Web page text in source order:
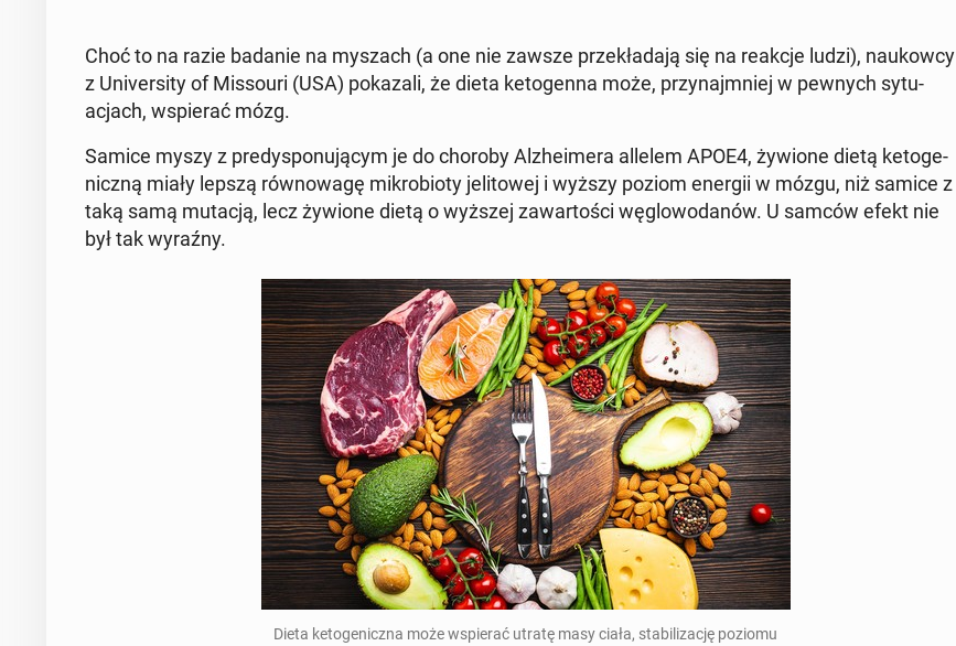
Choć to na razie badanie na myszach (a one nie zawsze prze­kła­da­ją się na reakcje ludzi), na­ukow­cy
z Uni­ver­si­ty of Mis­so­uri (USA) po­ka­za­li, że dieta ke­to­gen­na może, przy­naj­mniej w pewnych sy­tu­
acjach, wspie­rać mózg.
Samice myszy z pre­dys­po­nu­ją­cym je do choroby Al­zhe­ime­ra allelem APOE4, żywione dietą ke­to­ge­
nicz­ną miały lepszą rów­no­wa­gę mi­kro­bio­ty je­li­to­wej i wyższy poziom energii w mózgu, niż samice z
taką samą mutacją, lecz żywione dietą o wyższej za­war­to­ści wę­glo­wo­da­nów. U samców efekt nie
był tak wyraźny.
Dieta ke­to­ge­nicz­na może wspie­rać utratę masy ciała, sta­bi­li­za­cję poziomu